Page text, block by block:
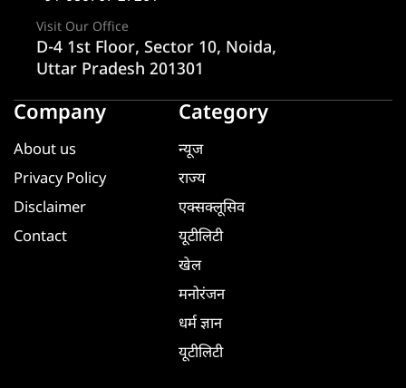
Visit Our Office
D-4 1st Floor, Sector 10, Noida,
Uttar Pradesh 201301
Company
About us
Privacy Policy
Disclaimer
Contact
Category
न्यूज
राज्य
एक्सक्लूसिव
यूटीलिटी
खेल
मनोरंजन
धर्म ज्ञान
यूटीलिटी